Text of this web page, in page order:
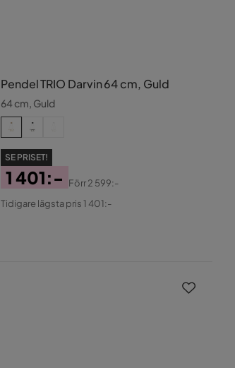
Pendel TRIO Darvin 64 cm, Guld
64 cm, Guld
SE PRISET!
Pris
1 401:-
Original
Förr2 599:-
Tidigare lägsta pris 1 401:-